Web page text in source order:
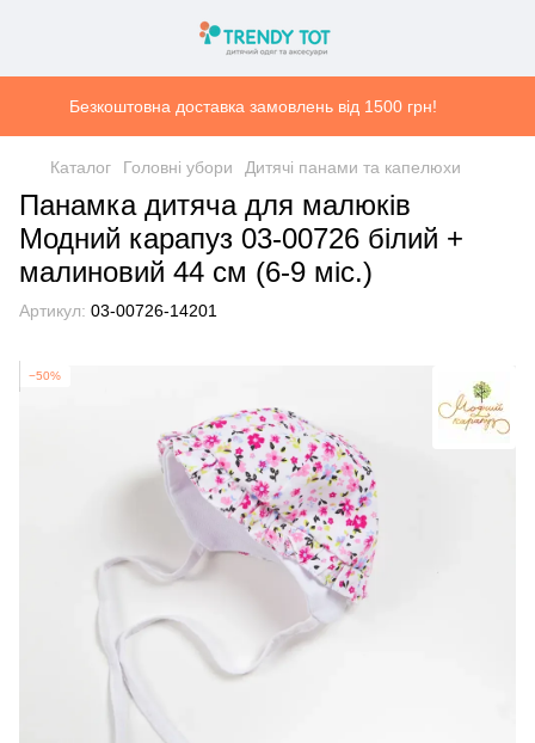
Безкоштовна доставка замовлень від 1500 грн!
Каталог Головні убори Дитячі панами та капелюхи
Панамка дитяча для малюків
Модний карапуз 03-00726 білий +
малиновий 44 см (6-9 міс.)
Артикул: 03-00726-14201
−50%